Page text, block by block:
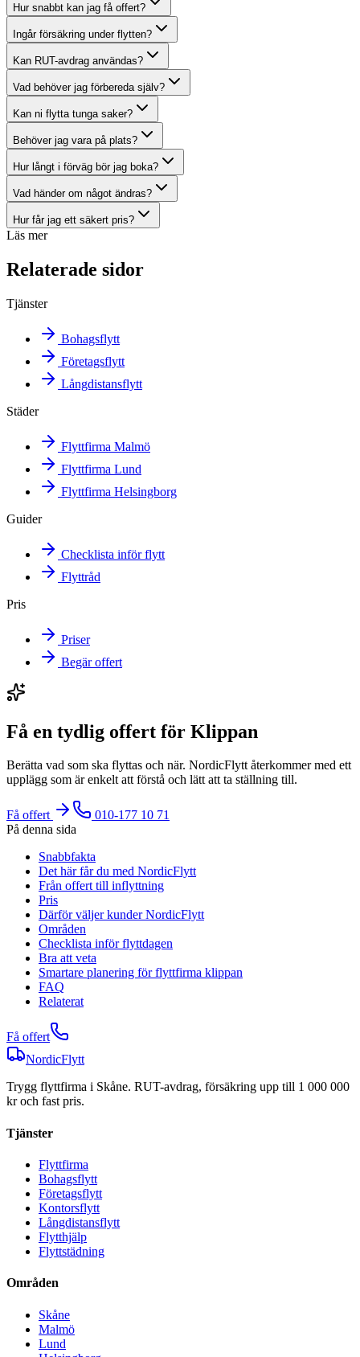
Hur snabbt kan jag få offert?
Ingår försäkring under flytten?
Kan RUT-avdrag användas?
Vad behöver jag förbereda själv?
Kan ni flytta tunga saker?
Behöver jag vara på plats?
Hur långt i förväg bör jag boka?
Vad händer om något ändras?
Hur får jag ett säkert pris?
Läs mer
Relaterade sidor
Tjänster
Bohagsflytt
Företagsflytt
Långdistansflytt
Städer
Flyttfirma Malmö
Flyttfirma Lund
Flyttfirma Helsingborg
Guider
Checklista inför flytt
Flyttråd
Pris
Priser
Begär offert
Få en tydlig offert för Klippan
Berätta vad som ska flyttas och när. NordicFlytt återkommer med ett
upplägg som är enkelt att förstå och lätt att ta ställning till.
Få offert
010-177 10 71
På denna sida
Snabbfakta
Det här får du med NordicFlytt
Från offert till inflyttning
Pris
Därför väljer kunder NordicFlytt
Områden
Checklista inför flyttdagen
Bra att veta
Smartare planering för flyttfirma klippan
FAQ
Relaterat
Få offert
NordicFlytt
Trygg flyttfirma i Skåne. RUT-avdrag, försäkring upp till 1 000 000
kr och fast pris.
Tjänster
Flyttfirma
Bohagsflytt
Företagsflytt
Kontorsflytt
Långdistansflytt
Flytthjälp
Flyttstädning
Områden
Skåne
Malmö
Lund